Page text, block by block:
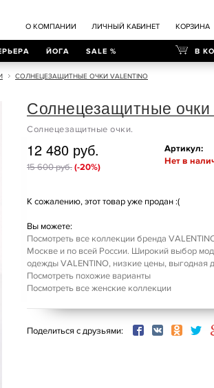
О КОМПАНИИ ЛИЧНЫЙ КАБИНЕТ КОРЗИНА
В
ЙОГА SALE %
СОЛНЕЦЕЗАЩИТНЫЕ ОЧКИ VALENTINO
Солнецезащитные очки
Солнецезащитные очки.
12 480 руб.
15 600 руб. (-20%)
Артикул:
Нет в
К сожалению, этот товар уже продан :(
Вы можете:
Посмотреть все коллекции бренда
Москве и по всей России. Широкий выбор
одежды VALENTINO, низкие цены, выгодная
Посмотреть похожие варианты
Посмотреть все женские коллекции
Поделиться с друзьями: